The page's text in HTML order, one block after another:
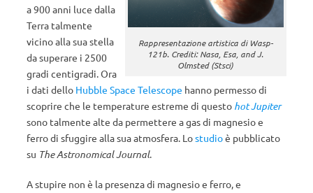
Rappresentazione artistica di Wasp-
121b. Crediti: Nasa, Esa, and J.
Olmsted (Stsci)
a 900 anni luce dalla
Terra talmente
vicino alla sua stella
da superare i 2500
gradi centigradi. Ora
i dati dello Hubble Space Telescope hanno permesso di
scoprire che le temperature estreme di questo hot Jupiter
sono talmente alte da permettere a gas di magnesio e
ferro di sfuggire alla sua atmosfera. Lostudioè pubblicato
su The Astronomical Journal.
A stupire non è la presenza di magnesio e ferro, e